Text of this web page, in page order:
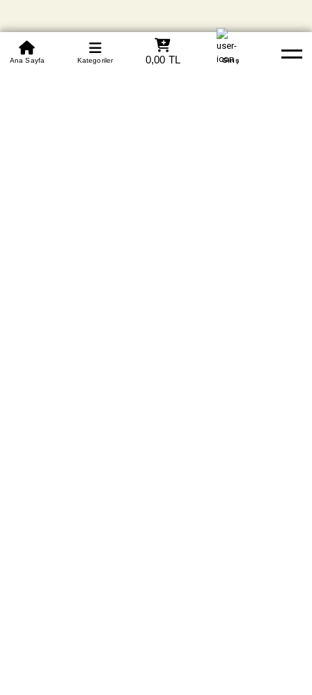
0850 305 09 70
Beden Tablosu Banka Hesapları Whatsapp Yardım
Ana Sayfa Kategoriler 0,00 TL Giriş